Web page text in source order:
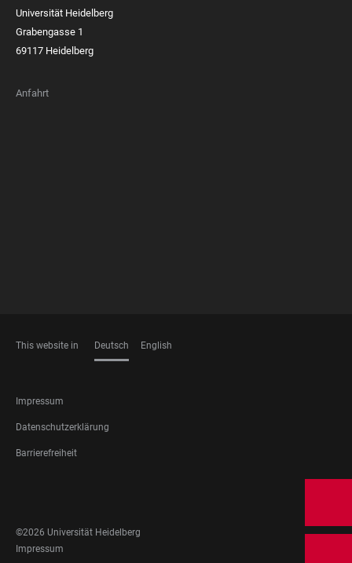
Universität Heidelberg
Grabengasse 1
69117 Heidelberg
Anfahrt
This website in Deutsch English
FOOTER
LEGAL
Impressum
Datenschutzerklärung
Barrierefreiheit
MEDIA
©2026 Universität Heidelberg
FOOTER
Impressum